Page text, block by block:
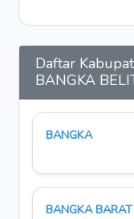
Daftar
BANGKA
BANGKA
BANGKA BARAT